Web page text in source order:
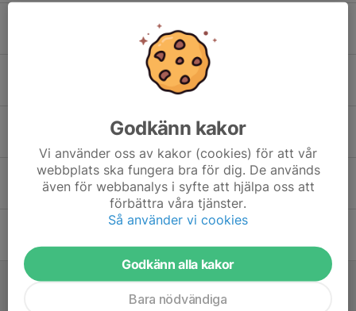
0
Böljan tog 3 poäng
24 maj, 09:27 0
Ständigt underhåll
13 maj, 17:00 0
Förlust mot Torslanda
0
Godkänn kakor
Vi använder oss av kakor (cookies) för att vår
webbplats ska fungera bra för dig. De används
även för webbanalys i syfte att hjälpa oss att
förbättra våra tjänster.
Så använder vi cookies
Godkänn alla kakor
Bara nödvändiga